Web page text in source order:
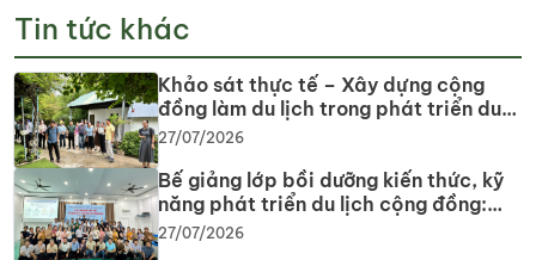
Tin tức khác
Khảo sát thực tế – Xây dựng cộng
đồng làm du lịch trong phát triển du
lịch cộng đồng tại tỉnh Tây Ninh
27/07/2026
Bế giảng lớp bồi dưỡng kiến thức, kỹ
năng phát triển du lịch cộng đồng:
Gắn lý thuyết với thực tiễn, lan tỏa tư
27/07/2026